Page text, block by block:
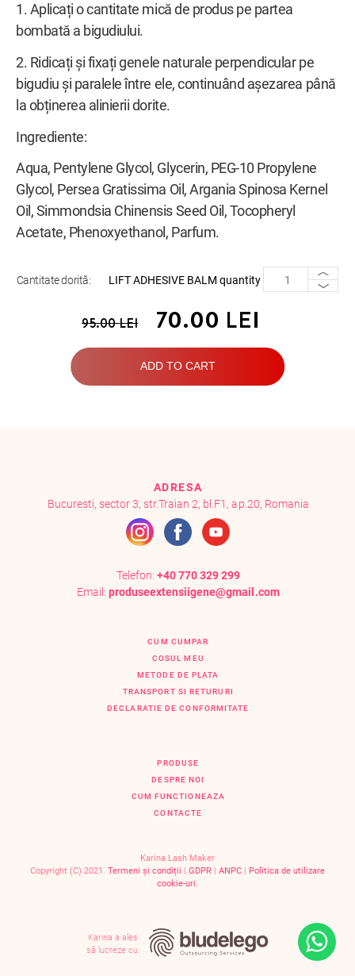
1. Aplicați o cantitate mică de produs pe partea
bombată a bigudiului.
2. Ridicați și fixați genele naturale perpendicular pe
bigudiu și paralele între ele, continuând așezarea până
la obținerea alinierii dorite.
Ingrediente:
Aqua, Pentylene Glycol, Glycerin, PEG-10 Propylene
Glycol, Persea Gratissima Oil, Argania Spinosa Kernel
Oil, Simmondsia Chinensis Seed Oil, Tocopheryl
Acetate, Phenoxyethanol, Parfum.
Cantitate dorită: LIFT ADHESIVE BALM quantity
ADD TO CART
95.00LEI 70.00 LEI
ADRESA
Bucuresti, sector 3, str.Traian 2, bl.F1, ap.20, Romania
Telefon: +40 770 329 299
Email:produseextensiigene@gmail.com
CUM CUMPAR
COSUL MEU
METODE DE PLATA
TRANSPORT SI RETURURI
DECLARATIE DE CONFORMITATE
PRODUSE
DESPRE NOI
CUM FUNCTIONEAZA
CONTACTE
Karina Lash Maker
Copyright (C) 2021. Termeni și condiții | GDPR | ANPC | Politica de utilizare
cookie-uri.
Karina a ales
să lucreze cu